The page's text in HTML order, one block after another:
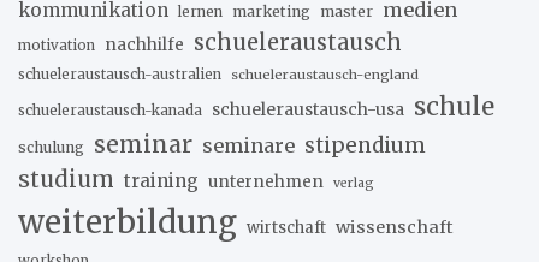
kommunikation lernen marketing master medien
motivation nachhilfe schueleraustausch
schueleraustausch-australien schueleraustausch-england
schueleraustausch-kanada schueleraustausch-usa schule
schulung seminar seminare stipendium
studium training unternehmen verlag
weiterbildung wirtschaft wissenschaft